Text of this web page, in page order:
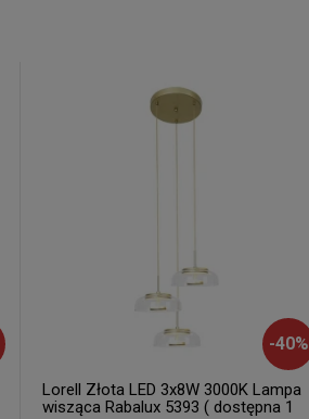
-40%
Lorell Złota LED 3x8W 3000K Lampa
wisząca Rabalux 5393 ( dostępna 1